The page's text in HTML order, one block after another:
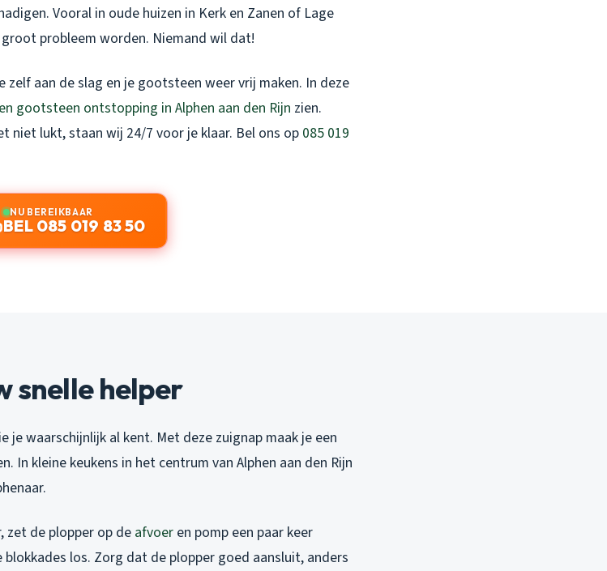
Vooral in oude huizen in Kerk en Zanen of Lage
probleem worden. Niemand wil dat!
aan de slag en je gootsteen weer vrij maken. In deze
gootsteen ontstopping in Alphen aan den Rijn zien.
niet lukt, staan wij 24/7 voor je klaar. Bel ons op 085 019
NU BEREIKBAAR
BEL 085 019 83 50
snelle helper
je waarschijnlijk al kent. Met deze zuignap maak je een
In kleine keukens in het centrum van Alphen aan den Rijn
zet de plopper op de afvoer en pomp een paar keer
los. Zorg dat de plopper goed aansluit, anders